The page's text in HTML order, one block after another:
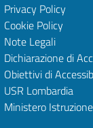
Privacy Policy
Cookie Policy
Note Legali
Dichiarazione di
Obiettivi di
USR Lombardia
Ministero